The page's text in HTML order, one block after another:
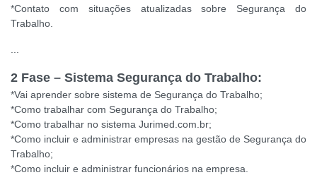
*Contato com situações atualizadas sobre Segurança do
Trabalho.
2 Fase – Sistema Segurança do Trabalho:
*Vai aprender sobre sistema de Segurança do Trabalho;
*Como trabalhar com Segurança do Trabalho;
*Como trabalhar no sistema Jurimed.com.br;
*Como incluir e administrar empresas na gestão de Segurança do
Trabalho;
*Como incluir e administrar funcionários na empresa.